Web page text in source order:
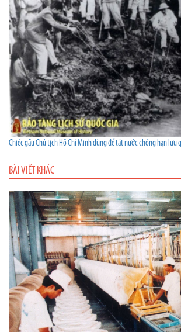
Chiếc gầu Chủ tịch Hồ Chí Minh dùng để tát nước chống hạn lưu
BÀI VIẾT KHÁC